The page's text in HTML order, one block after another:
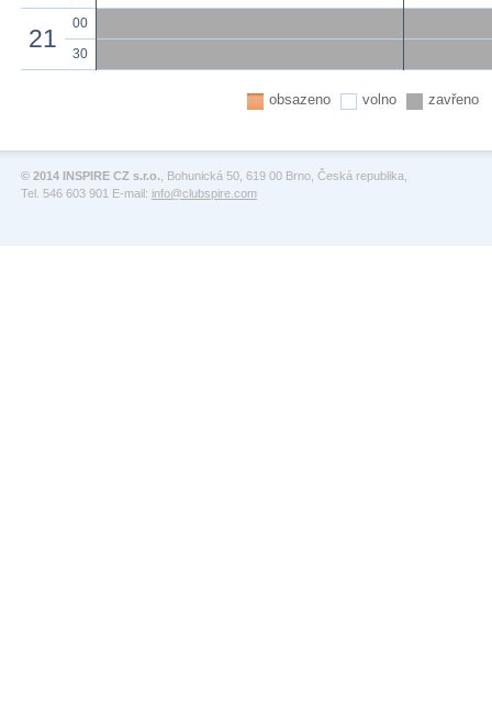
21
00
30
obsazeno volno zavřeno
© 2014 INSPIRE CZ s.r.o. , Bohunická 50, 619 00 Brno, Česká republika,
Tel. 546 603 901 E-mail: info@clubspire.com